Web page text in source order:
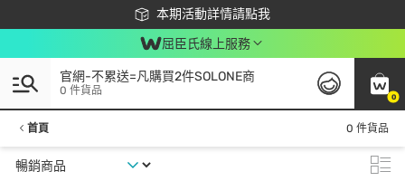
本期活動詳情請點我
下載app最高回饋$350
屈臣氏線上服務
0
官網-不累送=凡購買2件SOLONE商
0 件貨品
首頁 0 件貨品